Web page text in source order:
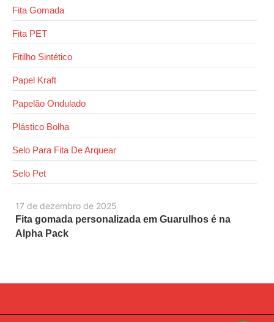
17 de dezembro de 2025
Fita gomada personalizada em Guarulhos é na
Alpha Pack
Fita Gomada
Fita PET
Fitilho Sintético
Papel Kraft
Papelão Ondulado
Plástico Bolha
Selo Para Fita De Arquear
Selo Pet